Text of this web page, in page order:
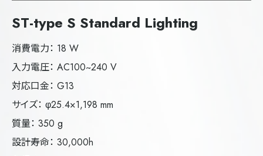
ST-type S Standard Lighting
消費電力： 18 W
入力電圧： AC100~240 V
対応口金： G13
サイズ： φ25.4×1,198 mm
質量： 350 g
設計寿命： 30,000h